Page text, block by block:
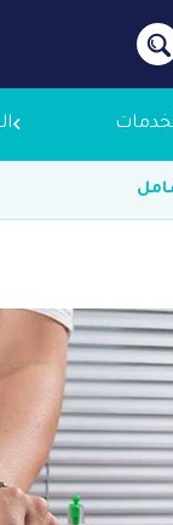
علاجك الطبية
التوظيف